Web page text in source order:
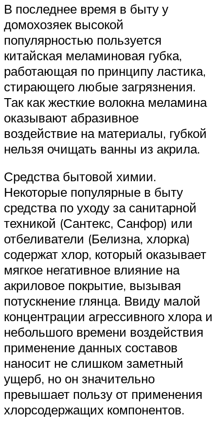
В последнее время в быту у
домохозяек высокой
популярностью пользуется
китайская меламиновая губка,
работающая по принципу ластика,
стирающего любые загрязнения.
Так как жесткие волокна меламина
оказывают абразивное
воздействие на материалы, губкой
нельзя очищать ванны из акрила.
Средства бытовой химии.
Некоторые популярные в быту
средства по уходу за санитарной
техникой (Сантекс, Санфор) или
отбеливатели (Белизна, хлорка)
содержат хлор, который оказывает
мягкое негативное влияние на
акриловое покрытие, вызывая
потускнение глянца. Ввиду малой
концентрации агрессивного хлора и
небольшого времени воздействия
применение данных составов
наносит не слишком заметный
ущерб, но он значительно
превышает пользу от применения
хлорсодержащих компонентов.